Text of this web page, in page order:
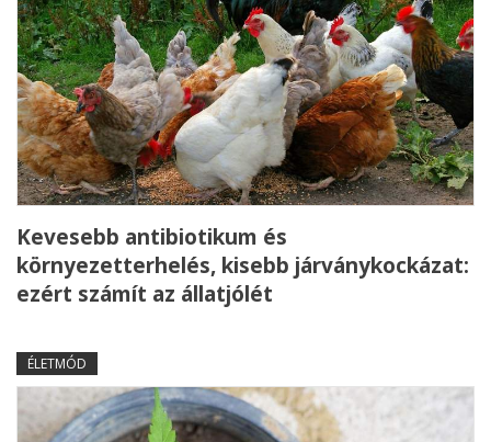
Kevesebb antibiotikum és
környezetterhelés, kisebb járványkockázat:
ezért számít az állatjólét
ÉLETMÓD